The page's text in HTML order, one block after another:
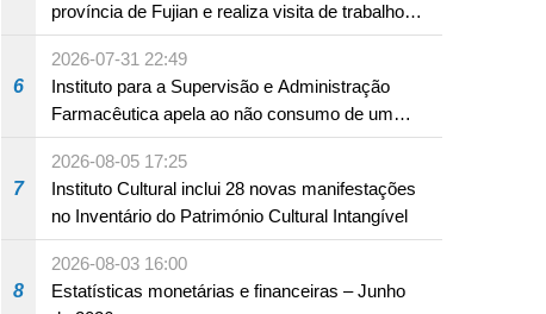
província de Fujian e realiza visita de trabalho
em Fuzhou
6
2026-07-31 22:49
Instituto para a Supervisão e Administração
Farmacêutica apela ao não consumo de um
produto com substâncias medicamentosas
ocidentais
7
2026-08-05 17:25
Instituto Cultural inclui 28 novas manifestações
no Inventário do Património Cultural Intangível
8
2026-08-03 16:00
Estatísticas monetárias e financeiras – Junho